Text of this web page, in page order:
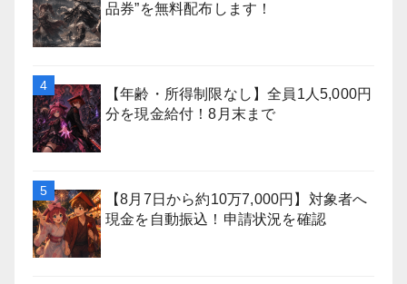
品券”を無料配布します！
【年齢・所得制限なし】全員1人5,000円
分を現金給付！8月末まで
【8月7日から約10万7,000円】対象者へ
現金を自動振込！申請状況を確認